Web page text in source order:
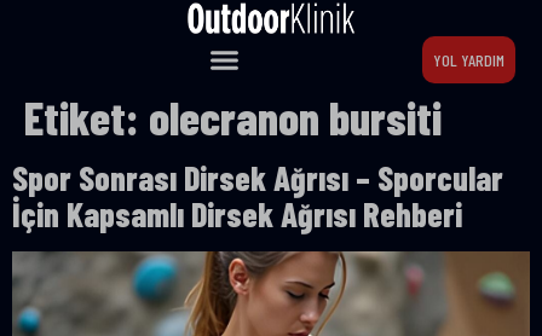
YOL YARDIM
Etiket: olecranon bursiti
Spor Sonrası Dirsek Ağrısı – Sporcular
İçin Kapsamlı Dirsek Ağrısı Rehberi